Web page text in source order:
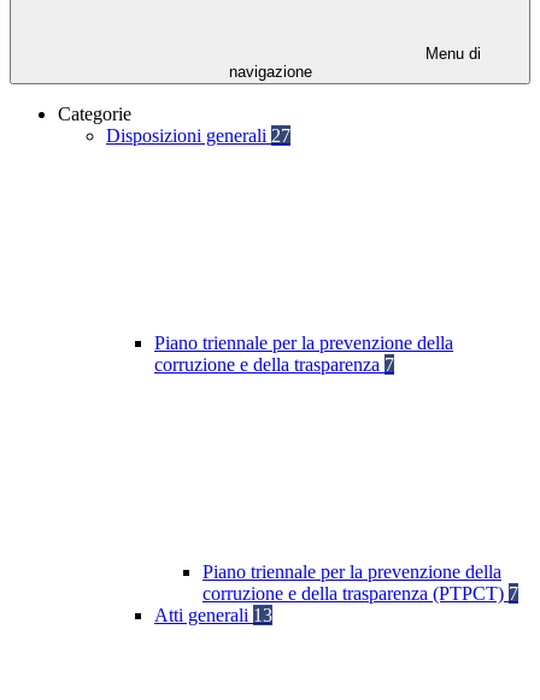
Menu di
navigazione
Categorie
Disposizioni generali 27
Piano triennale per la prevenzione della
corruzione e della trasparenza 7
Piano triennale per la prevenzione della
corruzione e della trasparenza (PTPCT) 7
Atti generali 13